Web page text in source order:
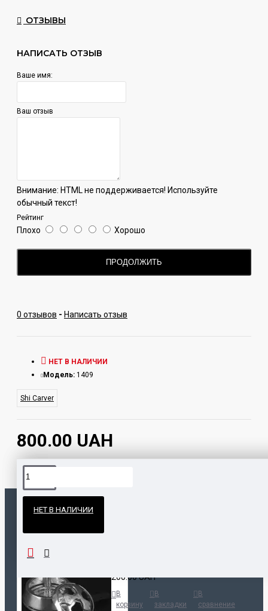
ОТЗЫВЫ
НАПИСАТЬ ОТЗЫВ
Ваше имя:
Ваш отзыв
Внимание: HTML не поддерживается! Используйте
обычный текст!
Рейтинг
Плохо Хорошо
ПРОДОЛЖИТЬ
0 отзывов - Написать отзыв
800.00 UAH
НЕТ В НАЛИЧИИ
Модель: 1409
Shi Carver
НЕТ В НАЛИЧИИ
ПОПУЛЯРНЫЕ ТОВАРЫ
200.00 UAH
В
корзину
В
закладки
В
сравнение